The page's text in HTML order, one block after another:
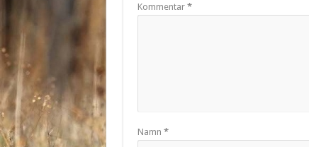
Kommentar *
Namn *